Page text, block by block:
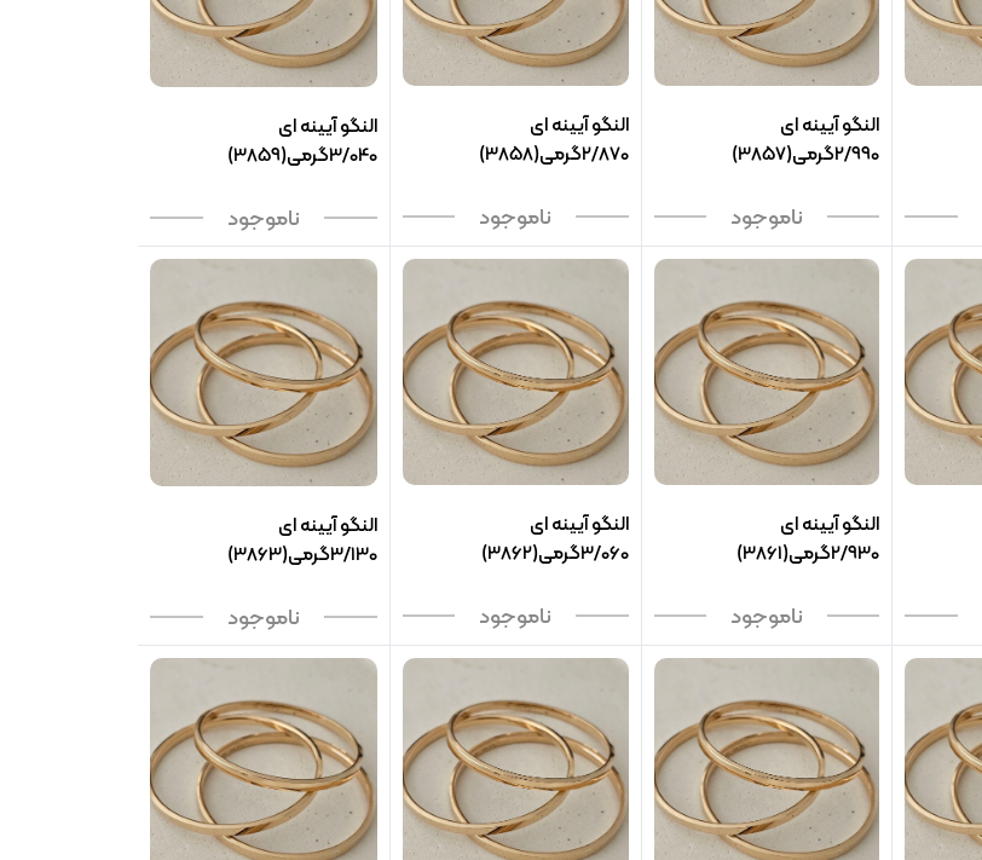
النگو آیینه ای
2/990گرمی(3857)
ناموجود
النگو آیینه ای
2/870گرمی(3858)
ناموجود
النگو آیینه ای
3/040گرمی(3859)
ناموجود
النگو آیینه ای
2/930گرمی(3861)
ناموجود
النگو آیینه ای
3/060گرمی(3862)
ناموجود
النگو آیینه ای
3/130گرمی(3863)
ناموجود